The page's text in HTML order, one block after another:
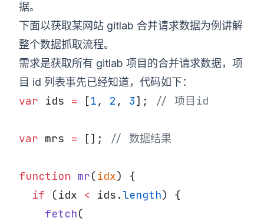
据。
下面以获取某网站 gitlab 合并请求数据为例讲解
整个数据抓取流程。
需求是获取所有 gitlab 项目的合并请求数据，项
目 id 列表事先已经知道，代码如下：
var ids = [1, 2 , 3]; // 项目id
var mrs = []; // 数据结果
function mr(idx) {
  if
(idx < ids.length) {
    fetch
(